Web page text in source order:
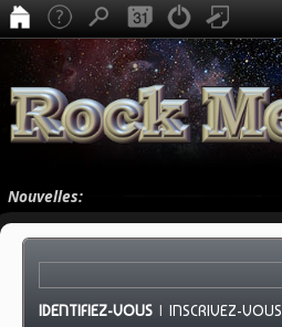
Nouvelles:
IDENTIFIEZ-VOUS |INSCRIVEZ-VOUS